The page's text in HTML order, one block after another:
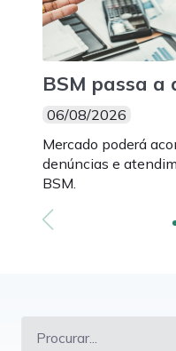
BSM passa a
indicadores
06/08/2026
Mercado poderá
denúncias e
BSM.